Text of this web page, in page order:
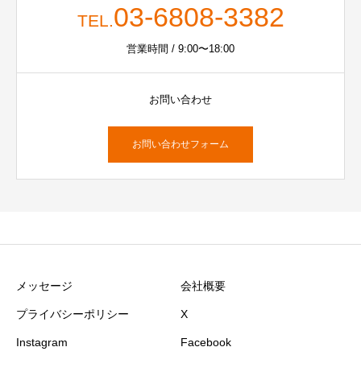
TEL. 03-6808-3382
営業時間 / 9:00〜18:00
お問い合わせ
お問い合わせフォーム
メッセージ 会社概要
プライバシーポリシー X
Instagram Facebook